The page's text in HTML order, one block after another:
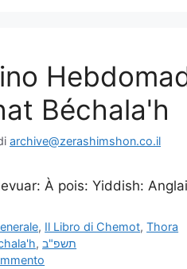
Béchala'h
archive@zerashimshon.co.il
À pois: Yiddish:
, Il Libro di Chemot,Thora
,תשפ"ב